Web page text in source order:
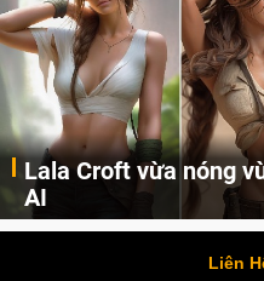
Lala Croft vừa nóng
AI
Liên